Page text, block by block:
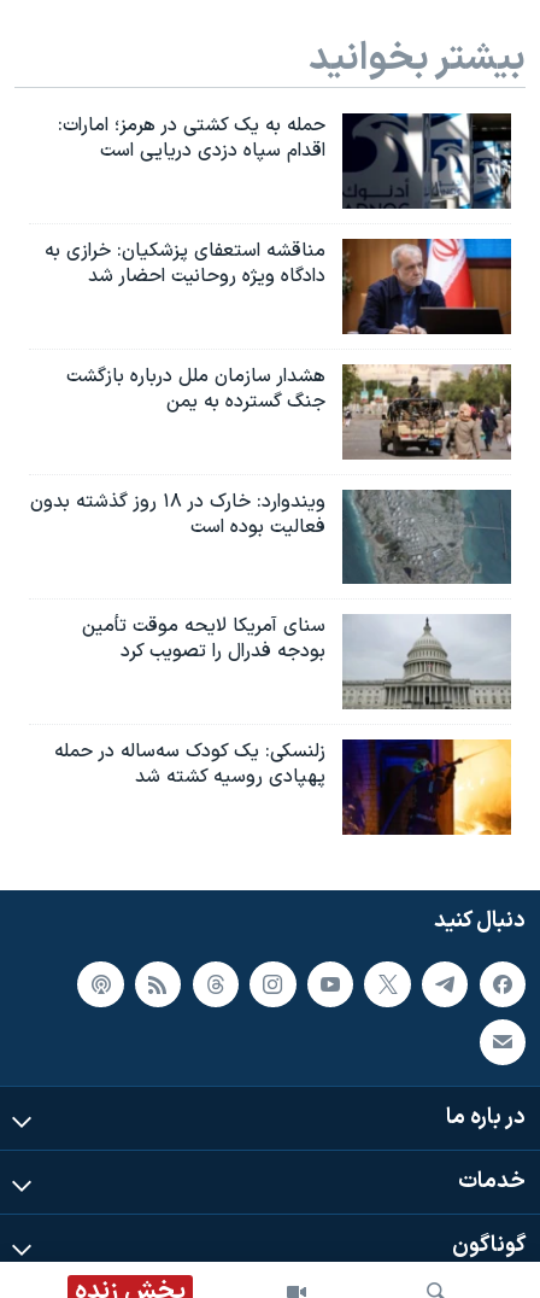
بیشتر بخوانید
حمله به یک کشتی در هرمز؛ امارات:
اقدام سپاه دزدی دریایی است
مناقشه استعفای پزشکیان: خرازی به
دادگاه ویژه روحانیت احضار شد
هشدار سازمان ملل درباره بازگشت
جنگ گسترده به یمن
ویندوارد: خارک در ۱۸ روز گذشته بدون
فعالیت بوده است
سنای آمریکا لایحه موقت تأمین
بودجه فدرال را تصویب کرد
زلنسکی: یک کودک سه‌ساله در حمله
پهپادی روسیه کشته شد
دنبال کنید
در باره ما
خدمات
گوناگون